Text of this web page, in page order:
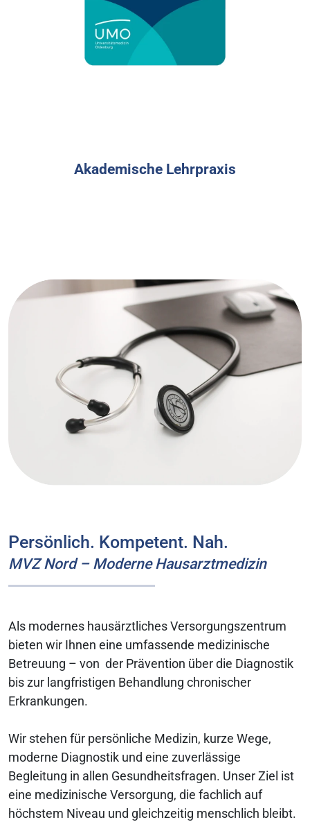
Akademische Lehrpraxis
Persönlich. Kompetent. Nah.
MVZ Nord – Moderne Hausarztmedizin
Als modernes hausärztliches Versorgungszentrum
bieten wir Ihnen eine umfassende medizinische
Betreuung – von der Prävention über die Diagnostik
bis zur langfristigen Behandlung chronischer
Erkrankungen.
Wir stehen für persönliche Medizin, kurze Wege,
moderne Diagnostik und eine zuverlässige
Begleitung in allen Gesundheitsfragen. Unser Ziel ist
eine medizinische Versorgung, die fachlich auf
höchstem Niveau und gleichzeitig menschlich bleibt.